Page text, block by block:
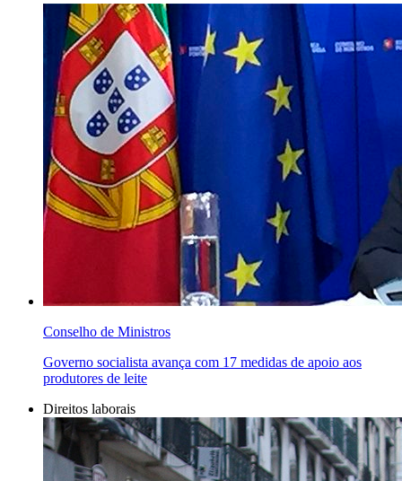
Conselho de Ministros
Governo socialista avança com 17 medidas de apoio aos
produtores de leite
Direitos laborais